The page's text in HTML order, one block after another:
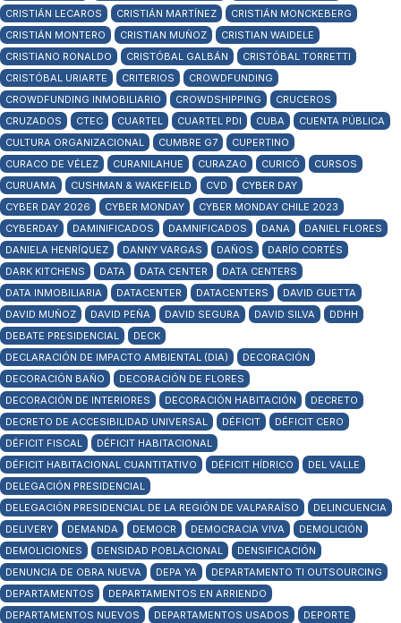
CRISTIÁN LECAROS
CRISTIÁN MARTÍNEZ
CRISTIÁN MONCKEBERG
CRISTIÁN MONTERO
CRISTIAN MUÑOZ
CRISTIAN WAIDELE
CRISTIANO RONALDO
CRISTÓBAL GALBÁN
CRISTÓBAL TORRETTI
CRISTÓBAL URIARTE
CRITERIOS
CROWDFUNDING
CROWDFUNDING INMOBILIARIO
CROWDSHIPPING
CRUCEROS
CRUZADOS
CTEC CUARTEL CUARTEL PDI CUBA
CUENTA PÚBLICA
CULTURA ORGANIZACIONAL
CUMBRE G7
CUPERTINO
CURACO DE VÉLEZ
CURANILAHUE CURAZAO CURICÓ
CURSOS
CURUAMA
CUSHMAN & WAKEFIELD CVD
CYBER DAY
CYBER DAY 2026
CYBER MONDAY
CYBER MONDAY CHILE 2023
CYBERDAY
DAMINIFICADOS DAMNIFICADOS DANA
DANIEL FLORES
DANIELA HENRÍQUEZ
DANNY VARGAS DAÑOS
DARÍO CORTÉS
DARK KITCHENS
DATA DATA CENTER
DATA CENTERS
DATA INMOBILIARIA
DATACENTER DATACENTERS
DAVID GUETTA
DAVID MUÑOZ
DAVID PEÑA DAVID SEGURA DAVID SILVA
DDHH
DEBATE PRESIDENCIAL
DECK
DECLARACIÓN DE IMPACTO AMBIENTAL (DIA)
DECORACIÓN
DECORACIÓN BAÑO
DECORACIÓN DE FLORES
DECORACIÓN DE INTERIORES
DECORACIÓN HABITACIÓN
DECRETO
DECRETO DE ACCESIBILIDAD UNIVERSAL
DÉFICIT
DÉFICIT CERO
DÉFICIT FISCAL
DÉFICIT HABITACIONAL
DÉFICIT HABITACIONAL CUANTITATIVO
DÉFICIT HÍDRICO
DEL VALLE
DELEGACIÓN PRESIDENCIAL
DELEGACIÓN PRESIDENCIAL DE LA REGIÓN DE VALPARAÍSO
DELINCUENCIA
DELIVERY
DEMANDA DEMOCR DEMOCRACIA VIVA
DEMOLICIÓN
DEMOLICIONES
DENSIDAD POBLACIONAL
DENSIFICACIÓN
DENUNCIA DE OBRA NUEVA
DEPA YA
DEPARTAMENTO TI OUTSOURCING
DEPARTAMENTOS
DEPARTAMENTOS EN ARRIENDO
DEPARTAMENTOS NUEVOS
DEPARTAMENTOS USADOS
DEPORTE